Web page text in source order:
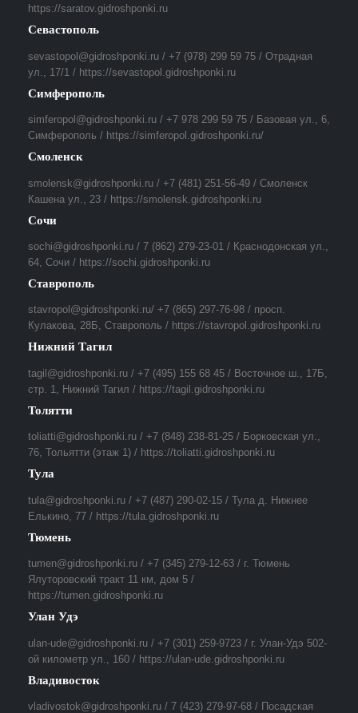
https://saratov.gidroshponki.ru
Севастополь
sevastopol@gidroshponki.ru / +7 (978) 299 59 75 / Отрадная
ул., 17/1 / https://sevastopol.gidroshponki.ru
Симферополь
simferopol@gidroshponki.ru / +7 978 299 59 75 / Базовая ул., 6,
Симферополь / https://simferopol.gidroshponki.ru/
Смоленск
smolensk@gidroshponki.ru / +7 (481) 251-56-49 / Смоленск
Кашена ул., 23 / https://smolensk.gidroshponki.ru
Сочи
sochi@gidroshponki.ru / 7 (862) 279-23-01 / Краснодонская ул.,
64, Сочи / https://sochi.gidroshponki.ru
Ставрополь
stavropol@gidroshponki.ru/ +7 (865) 297-76-98 / просп.
Кулакова, 28Б, Ставрополь / https://stavropol.gidroshponki.ru
Нижний Тагил
tagil@gidroshponki.ru / +7 (495) 155 68 45 / Восточное ш., 17Б,
стр. 1, Нижний Тагил / https://tagil.gidroshponki.ru
Толятти
toliatti@gidroshponki.ru / +7 (848) 238-81-25 / Борковская ул.,
76, Тольятти (этаж 1) / https://toliatti.gidroshponki.ru
Тула
tula@gidroshponki.ru / +7 (487) 290-02-15 / Тула д. Нижнее
Елькино, 77 / https://tula.gidroshponki.ru
Тюмень
tumen@gidroshponki.ru / +7 (345) 279-12-63 / г. Тюмень
Ялуторовский тракт 11 км, дом 5 /
https://tumen.gidroshponki.ru
Улан Удэ
ulan-ude@gidroshponki.ru / +7 (301) 259-9723 / г. Улан-Удэ 502-
ой километр ул., 160 / https://ulan-ude.gidroshponki.ru
Владивосток
vladivostok@gidroshponki.ru / 7 (423) 279-97-68 / Посадская